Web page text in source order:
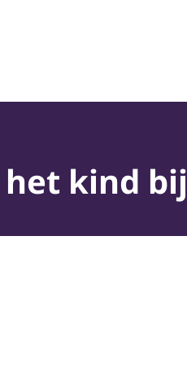
het kind bij